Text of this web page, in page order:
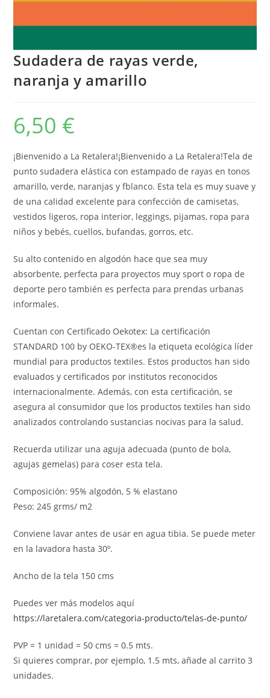
Sudadera de rayas verde,
naranja y amarillo
6,50 €
¡Bienvenido a La Retalera!¡Bienvenido a La Retalera!Tela de
punto sudadera elástica con estampado de rayas en tonos
amarillo, verde, naranjas y fblanco. Esta tela es muy suave y
de una calidad excelente para confección de camisetas,
vestidos ligeros, ropa interior, leggings, pijamas, ropa para
niños y bebés, cuellos, bufandas, gorros, etc.
Su alto contenido en algodón hace que sea muy
absorbente, perfecta para proyectos muy sport o ropa de
deporte pero también es perfecta para prendas urbanas
informales.
Cuentan con Certificado Oekotex: La certificación
STANDARD 100 by OEKO-TEX®es la etiqueta ecológica líder
mundial para productos textiles. Estos productos han sido
evaluados y certificados por institutos reconocidos
internacionalmente. Además, con esta certificación, se
asegura al consumidor que los productos textiles han sido
analizados controlando sustancias nocivas para la salud.
Recuerda utilizar una aguja adecuada (punto de bola,
agujas gemelas) para coser esta tela.
Composición: 95% algodón, 5 % elastano
Peso: 245 grms/ m2
Conviene lavar antes de usar en agua tibia. Se puede meter
en la lavadora hasta 30º.
Ancho de la tela 150 cms
Puedes ver más modelos aquí
https://laretalera.com/categoria-producto/telas-de-punto/
PVP = 1 unidad = 50 cms = 0.5 mts.
Si quieres comprar, por ejemplo, 1.5 mts, añade al carrito 3
unidades.